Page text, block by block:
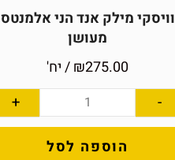
וויסקי מילק אנד הני אלמנטס
מעושן
₪275.00 / יח'
-
+
הוספה לסל